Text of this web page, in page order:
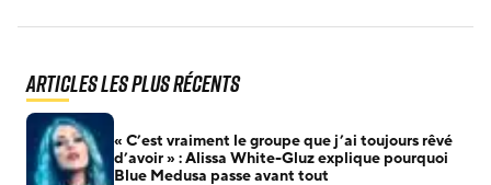
Articles les plus récents
« C’est vraiment le groupe que j’ai toujours rêvé
d’avoir » : Alissa White-Gluz explique pourquoi
Blue Medusa passe avant tout